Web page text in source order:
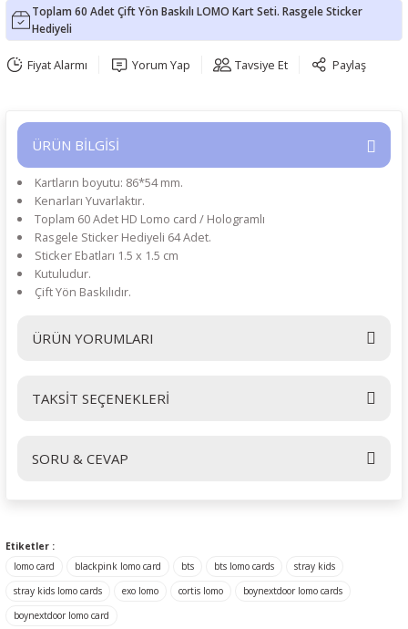
Toplam 60 Adet Çift Yön Baskılı LOMO Kart Seti. Rasgele Sticker
Hediyeli
Fiyat Alarmı Yorum Yap Tavsiye Et Paylaş
ÜRÜN BİLGİSİ
Kartların boyutu: 86*54 mm.
Kenarları Yuvarlaktır.
Toplam 60 Adet HD Lomo card / Hologramlı
Rasgele Sticker Hediyeli 64 Adet.
Sticker Ebatları 1.5 x 1.5 cm
Kutuludur.
Çift Yön Baskılıdır.
ÜRÜN YORUMLARI
Bu ürüne ilk yorumu siz yapın!
TAKSİT SEÇENEKLERİ
SORU & CEVAP
Etiketler :
lomo card
blackpink lomo card bts bts lomo cards
stray kids
stray kids lomo cards
exo lomo cortis lomo
boynextdoor lomo cards
boynextdoor lomo card